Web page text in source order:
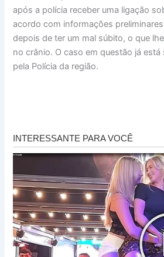
após a polícia receber uma ligação
acordo com informações
depois de ter um mal súbito, o que
no crânio. O caso em questão já
pela Polícia da região.